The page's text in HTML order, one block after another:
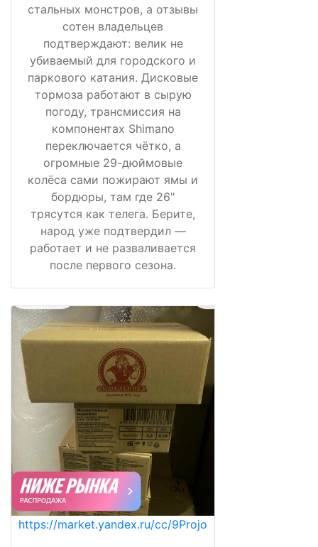
стальных монстров, а отзывы
сотен владельцев
подтверждают: велик не
убиваемый для городского и
паркового катания. Дисковые
тормоза работают в сырую
погоду, трансмиссия на
компонентах Shimano
переключается чётко, а
огромные 29-дюймовые
колёса сами пожирают ямы и
бордюры, там где 26"
трясутся как телега. Берите,
народ уже подтвердил —
работает и не разваливается
после первого сезона.
https://market.yandex.ru/cc/9Projo